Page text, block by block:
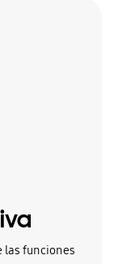
las funciones